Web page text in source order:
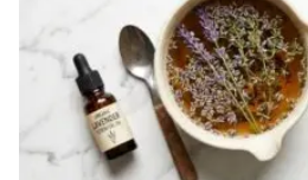
Revista Argentina de
https://www.redalyc.org/pdf/